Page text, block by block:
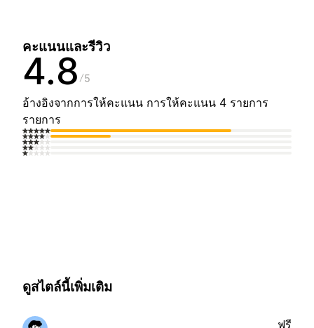
คะแนนและรีวิว
4.8 5
อ้างอิงจากการให้คะแนน การให้คะแนน 4 รายการ
รายการ
ดูสไตล์นี้เพิ่มเติม
ฟรี